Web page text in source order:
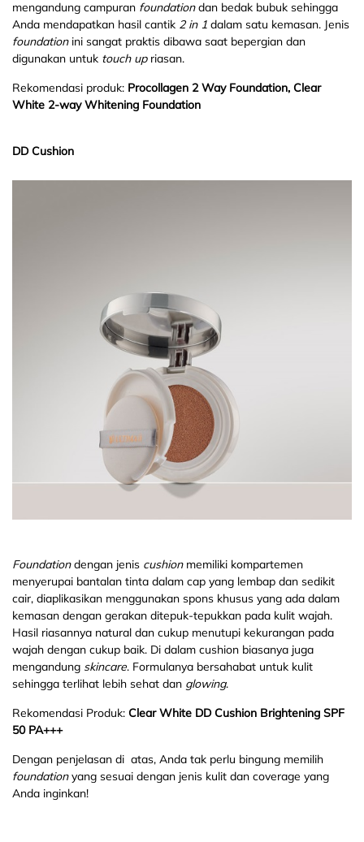
mengandung campuran foundationdan bedak bubuk sehingga
Anda mendapatkan hasil cantik 2 in 1 dalam satu kemasan. Jenis
foundationini sangat praktis dibawa saat bepergian dan
digunakan untuk touch upriasan.
Rekomendasi produk: Procollagen 2 Way Foundation, Clear
White 2-way Whitening Foundation
DD Cushion
Foundationdengan jenis cushionmemiliki kompartemen
menyerupai bantalan tinta dalam cap yang lembap dan sedikit
cair, diaplikasikan menggunakan spons khusus yang ada dalam
kemasan dengan gerakan ditepuk-tepukkan pada kulit wajah.
Hasil riasannya natural dan cukup menutupi kekurangan pada
wajah dengan cukup baik. Di dalam cushion biasanya juga
mengandung skincare. Formulanya bersahabat untuk kulit
sehingga terlihat lebih sehat dan glowing.
Rekomendasi Produk: Clear White DD Cushion Brightening SPF
50 PA+++
Dengan penjelasan di atas, Anda tak perlu bingung memilih
foundationyang sesuai dengan jenis kulit dan coverage yang
Anda inginkan!